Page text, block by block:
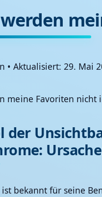
• Aktualisiert: 29. Mai
der
ist bekannt für seine